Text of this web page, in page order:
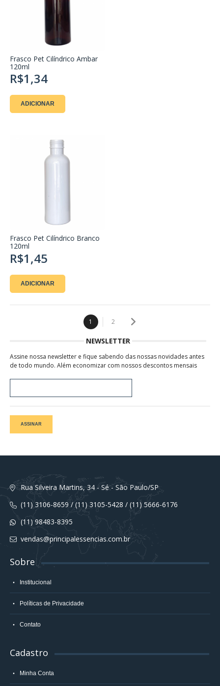
Frasco Pet Cilíndrico Ambar
120ml
R$1,34
ADICIONAR
Frasco Pet Cilíndrico Branco
120ml
R$1,45
ADICIONAR
1 2
NEWSLETTER
Assine nossa newsletter e fique sabendo das nossas novidades antes
de todo mundo. Além economizar com nossos descontos mensais
ASSINAR
Rua Silveira Martins, 34 - Sé - São Paulo/SP
(11) 3106-8659 / (11) 3105-5428 / (11) 5666-6176
(11) 98483-8395
vendas@principalessencias.com.br
Sobre
Institucional
Políticas de Privacidade
Contato
Cadastro
Minha Conta